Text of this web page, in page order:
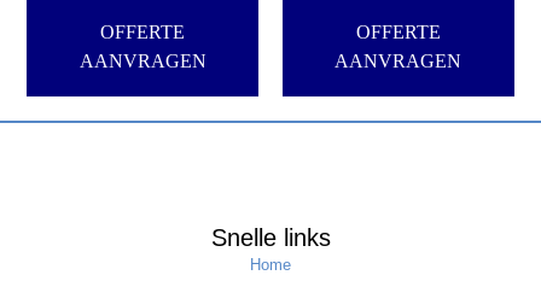
OFFERTE
AANVRAGEN
OFFERTE
AANVRAGEN
Snelle links
Home